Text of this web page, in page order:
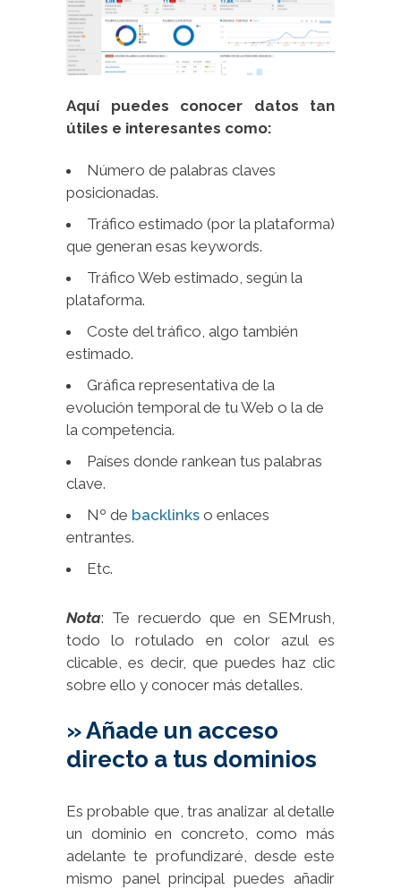
Aquí puedes conocer datos tan
útiles e interesantes como:
Número de palabras claves
posicionadas.
Tráfico estimado (por la plataforma)
que generan esas keywords.
Tráfico Web estimado, según la
plataforma.
Coste del tráfico, algo también
estimado.
Gráfica representativa de la
evolución temporal de tu Web o la de
la competencia.
Países donde rankean tus palabras
clave.
Nº de backlinks o enlaces
entrantes.
Etc.
Nota: Te recuerdo que en SEMrush,
todo lo rotulado en color azul es
clicable, es decir, que puedes haz clic
sobre ello y conocer más detalles.
» Añade un acceso
directo a tus dominios
Es probable que, tras analizar al detalle
un dominio en concreto, como más
adelante te profundizaré, desde este
mismo panel principal puedes añadir